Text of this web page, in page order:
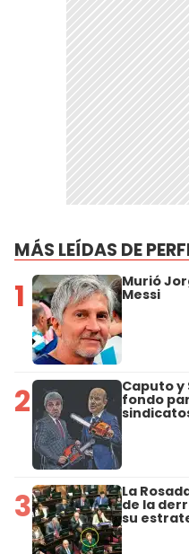
MÁS LEÍDAS DE
1 Murió
Messi
2 Caputo
fondo
3 La
de la
su